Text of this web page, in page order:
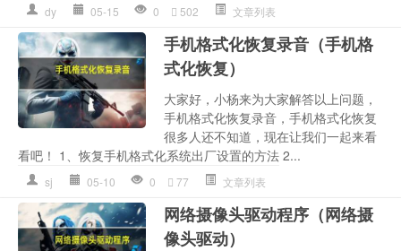
dy 05-15 0 502 文章列表
手机格式化恢复录音（手机格
式化恢复）
大家好，小杨来为大家解答以上问题，
手机格式化恢复录音，手机格式化恢复
很多人还不知道，现在让我们一起来看
看吧！ 1、恢复手机格式化系统出厂设置的方法 2...
sj 05-10 0 77 文章列表
网络摄像头驱动程序（网络摄
像头驱动）